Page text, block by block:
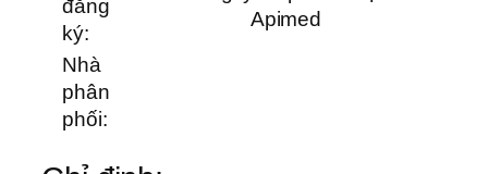
đăng
ký:
Apimed
Nhà
phân
phối: